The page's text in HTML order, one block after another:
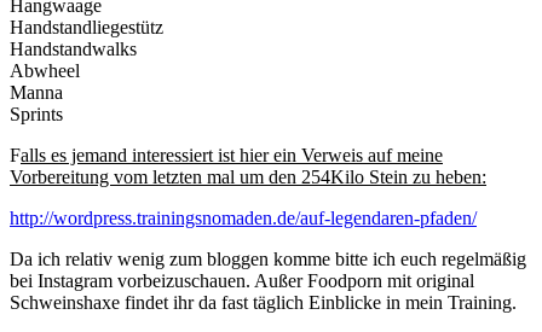
Hangwaage
Handstandliegestütz
Handstandwalks
Abwheel
Manna
Sprints
Falls es jemand interessiert ist hier ein Verweis auf meine
Vorbereitung vom letzten mal um den 254Kilo Stein zu heben:
http://wordpress.trainingsnomaden.de/auf-legendaren-pfaden/
Da ich relativ wenig zum bloggen komme bitte ich euch regelmäßig
bei Instagram vorbeizuschauen. Außer Foodporn mit original
Schweinshaxe findet ihr da fast täglich Einblicke in mein Training.